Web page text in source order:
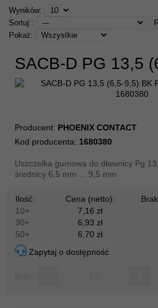
Wyników:
Sortuj::
Pokaż:
SACB-D PG 13,5
Producent: PHOENIX CONTACT
Kod producenta: 1680380
Uszczelka gumowa do dławnicy Pg
średnicy 6,5 mm ... 9,5 mm
Ilość:
Cena (netto):
10+
7,16 zł
30+
6,93 zł
50+
6,70 zł
Zapytaj o dostępność